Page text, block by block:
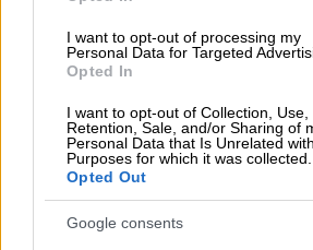
I want to opt-out of processing my
Personal Data for Targeted
Opted In
I want to opt-out of Collection, Use,
Retention, Sale, and/or Sharing of
Personal Data that Is Unrelated
Purposes for which it was collected.
Opted Out
Google consents
σιδηροδρομικού άξονα
κάνουμε ακόμη ένα βήμα,
το τρένο στην πρώτη θέση
μεταφορικών επιλογών του
επιχειρήσεων. Μαζί με την
ανθρώπινου δυναμικού του
εκσυγχρονισμό του τροχαίου